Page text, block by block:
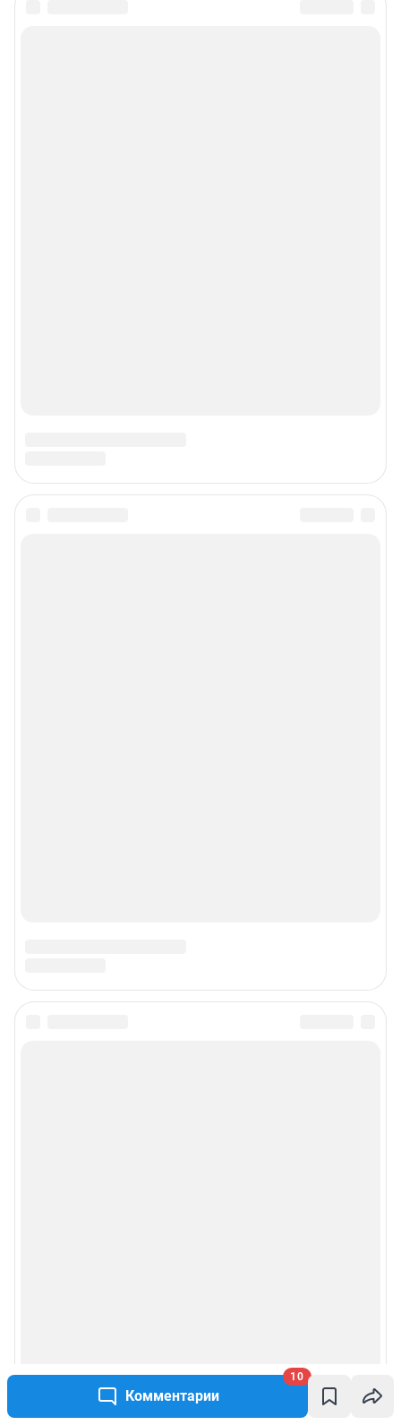
Комментарии
10